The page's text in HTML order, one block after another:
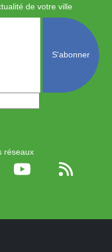
de votre ville
réseaux